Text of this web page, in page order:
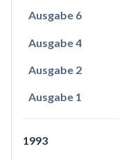
Ausgabe 6
Ausgabe 4
Ausgabe 2
Ausgabe 1
1993